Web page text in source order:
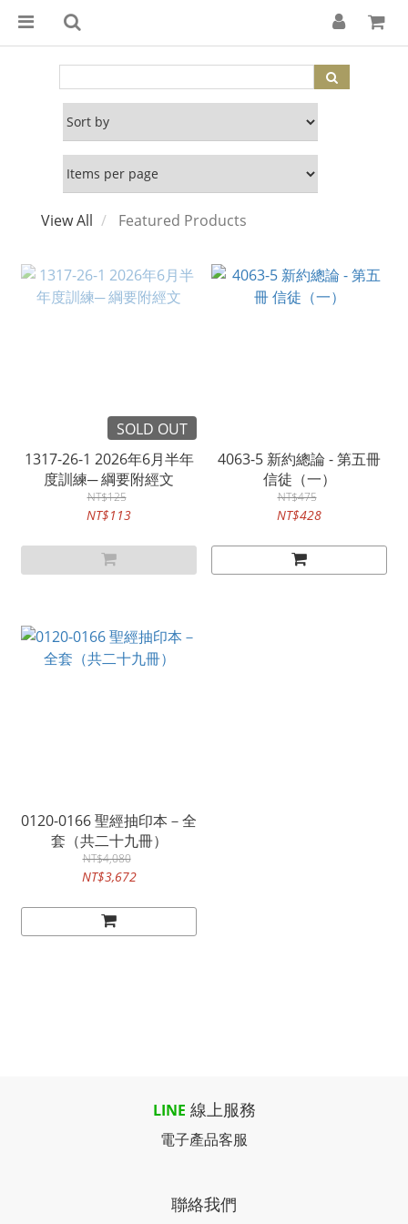
View All Featured Products
SOLD OUT
1317-26-1 2026年6月半年
度訓練─ 綱要附經文
NT$125
NT$113
4063-5 新約總論 - 第五冊
信徒（一）
NT$475
NT$428
0120-0166 聖經抽印本－全
套（共二十九冊）
NT$4,080
NT$3,672
LINE 線上服務
電子產品客服
聯絡我們